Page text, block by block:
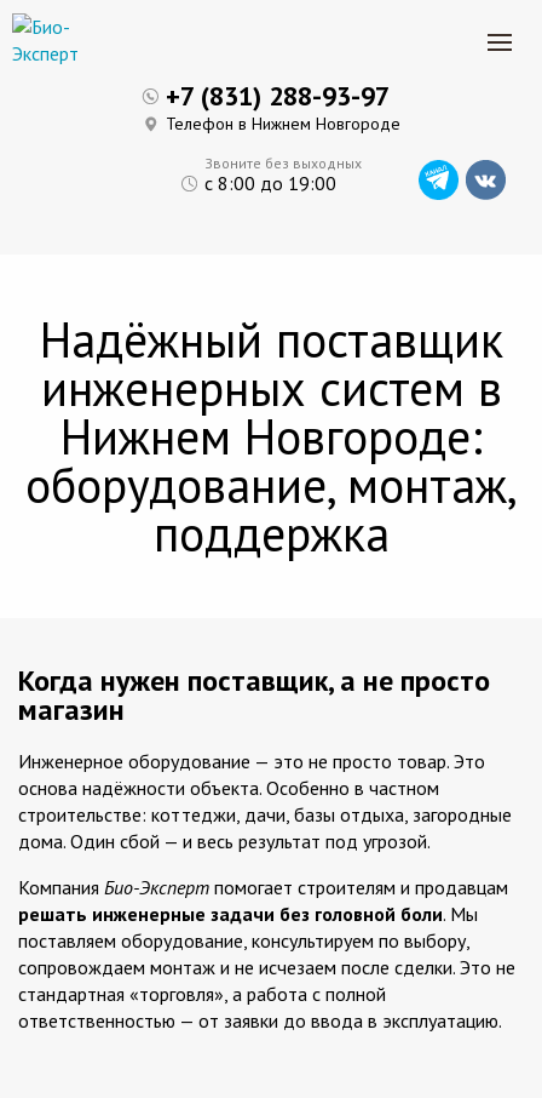
Звоните без выходных
с 8:00 до 19:00
+7 (831) 288-93-97
Телефон в Нижнем Новгороде
Надёжный поставщик
инженерных систем в
Нижнем Новгороде:
оборудование, монтаж,
поддержка
Когда нужен поставщик, а не просто
магазин
Инженерное оборудование — это не просто товар. Это
основа надёжности объекта. Особенно в частном
строительстве: коттеджи, дачи, базы отдыха, загородные
дома. Один сбой — и весь результат под угрозой.
Компания Био-Эксперт помогает строителям и продавцам
решать инженерные задачи без головной боли. Мы
поставляем оборудование, консультируем по выбору,
сопровождаем монтаж и не исчезаем после сделки. Это не
стандартная «торговля», а работа с полной
ответственностью — от заявки до ввода в эксплуатацию.